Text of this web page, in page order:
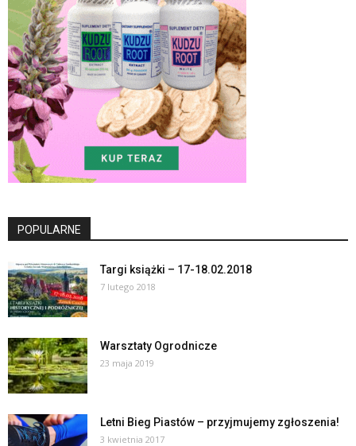
POPULARNE
Targi książki – 17-18.02.2018
7 lutego 2018
Warsztaty Ogrodnicze
23 maja 2019
Letni Bieg Piastów – przyjmujemy zgłoszenia!
3 kwietnia 2017